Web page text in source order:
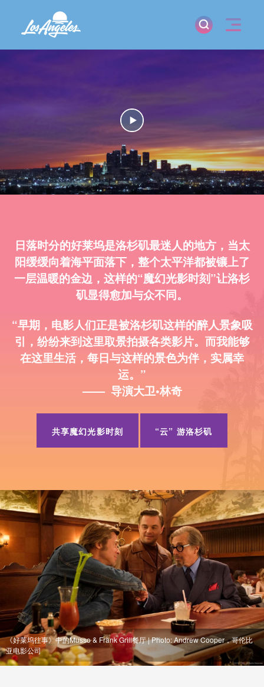
日落时分的好莱坞是洛杉矶最迷人的地方，当太
阳缓缓向着海平面落下，整个太平洋都被镶上了
一层温暖的金边，这样的“魔幻光影时刻”让洛杉
矶显得愈加与众不同。
“早期，电影人们正是被洛杉矶这样的醉人景象吸
引，纷纷来到这里取景拍摄各类影片。而我能够
在这里生活，每日与这样的景色为伴，实属幸
运。”
—— 导演大卫•林奇
共享魔幻光影时刻 “云” 游洛杉矶
《好莱坞往事》中的Musso & Frank Grill餐厅 | Photo: Andrew Cooper，哥伦比
亚电影公司